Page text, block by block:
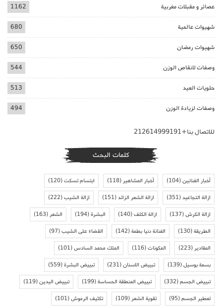
عصائر و مقبلات مغربية 1162
شهيوات عالمية 680
شهيوات رمضان 650
وصفات لانقاص الوزن 544
حلويات العيد 513
وصفات لزيادة الوزن 494
للاتصال بنا+212614999191
كلمات البحث
أخبار الفنانين(104) أخبار المشاهير(118) ابتسام تسكت(120)
ازالة التجاعيد(351) ازالة الشعر الزائد(151) ازالة الشيب(222)
ازالة الكرش(137) ازالة الكلف(140) البشرة(194) الشعر(163)
الطريقة(130) الفنانة دنيا بطمة(142) القضاء على الشيب(97)
المقادير(223) المكونات(116) الملك محمد السادس(101)
بسمة بوسيل(139) تبييض الاسنان(231) تبييض البشرة(559)
تبييض الجسم(332) تبييض المنطقة الحساسة(199) تبييض اليدين(119)
تعطير الجسم(95) تقوية الشعر(109) تكثيف الرموش(101)